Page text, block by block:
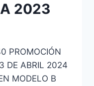
2023
PROMOCIÓN
DE ABRIL 2024
MODELO B